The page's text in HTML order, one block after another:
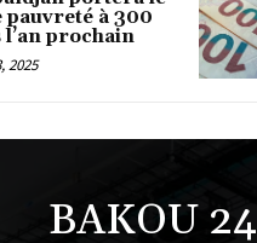
pauvreté à 300
l’an prochain
2025
BAKOU 24